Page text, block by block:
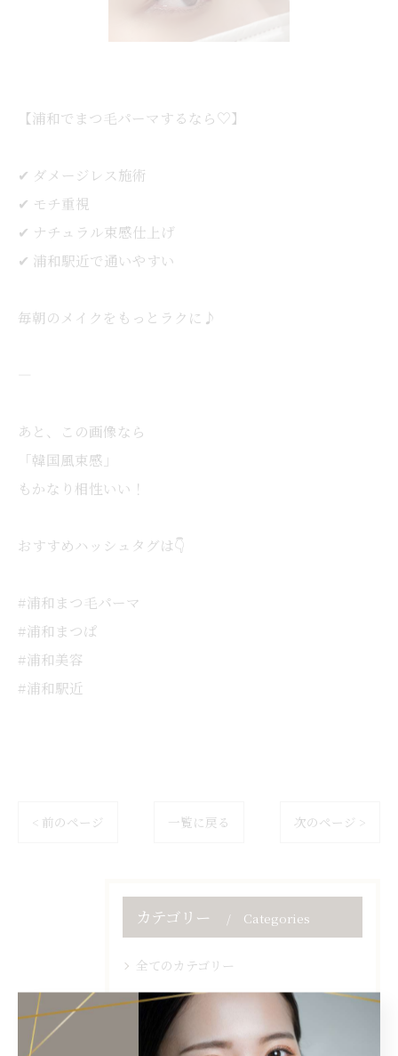
【浦和でまつ毛パーマするなら♡】
✔︎ ダメージレス施術
✔︎ モチ重視
✔︎ ナチュラル束感仕上げ
✔︎ 浦和駅近で通いやすい
毎朝のメイクをもっとラクに♪
あと、この画像なら
「韓国風束感」
もかなり相性いい！
おすすめハッシュタグは👇
#浦和まつ毛パーマ
#浦和まつぱ
#浦和美容
#浦和駅近
< 前のページ 一覧に戻る 次のページ >
カテゴリー Categories
全てのカテゴリー
マツエク
ネイル